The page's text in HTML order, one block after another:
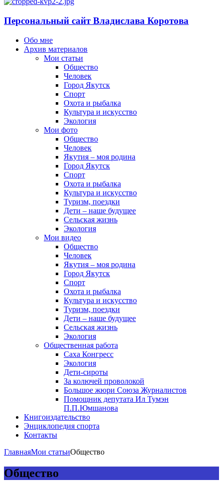
Персональный сайт Владислава Коротова
Обо мне
Архив материалов
Мои статьи
Общество
Человек
Город Якутск
Спорт
Охота и рыбалка
Культура и искусство
Экология
Мои фото
Общество
Человек
Якутия – моя родина
Город Якутск
Спорт
Охота и рыбалка
Культура и искусство
Туризм, поездки
Дети – наше будущее
Сельская жизнь
Экология
Мои видео
Общество
Человек
Якутия – моя родина
Город Якутск
Спорт
Охота и рыбалка
Культура и искусство
Туризм, поездки
Дети – наше будущее
Сельская жизнь
Экология
Общественная работа
Саха Конгресс
Экология
Дети-сироты
За колючей проволокой
Большое жюри Союза Журналистов
Помощник депутата Ил Тумэн
П.П.Юмшанова
Книгоиздательство
Энциклопедия спорта
Контакты
ГлавнаяМои статьиОбщество
Общество